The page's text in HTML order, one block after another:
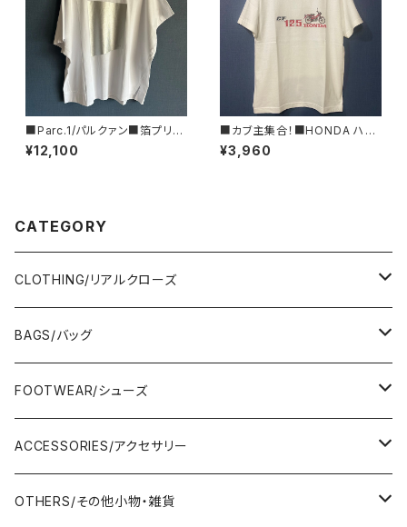
■Parc.1/パルクァン■箔プリン
トカットソー■108-076120
¥12,100
■カブ主集合！■HONDA ハン
ターカブ&CT125ロゴTシャツ/
RED■GIFTにもオススメ
¥3,960
CATEGORY
CLOTHING/リアルクローズ
TOPS/トップス
Adonisis/アドニシス
AMERICANA/アメリカーナ
BOTOMS/ボトム
Adonisis/アドニシス
amherst/アムハースト
ONE-PIECE/ワンピース
anana/アナナ
OUTER/アウター
BAGS/バッグ
HAND BAG/ハンドバッグ
mononogu/もののぐ
IMPORT/インポート
SHOULDER BAG/ショルダーバッグ
mononogu/もののぐ
TOTE BAG/トートバッグ
FOOTWEAR/シューズ
PUMPS/パンプス
コツコツ
SANDAL/サンダル
ACCESSORIES/アクセサリー
EARRINGS/イヤリング
OTHERS/その他小物・雑貨